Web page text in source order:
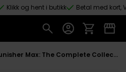
Klikk og hent i butikk Betal med kort,
Punisher Max: The Complete Collection Vol. 5